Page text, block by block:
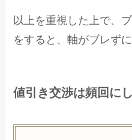
以上を重視した上で、
をすると、軸がブレず
値引き交渉は頻回に